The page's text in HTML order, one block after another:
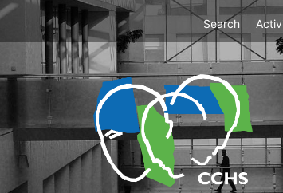
Top
Menu
Search